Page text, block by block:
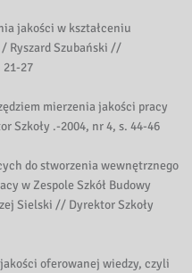
jakości w kształceniu
Ryszard Szubański //
27
mierzenia jakości pracy
Szkoły .-2004, nr 4, s. 44-46
do stworzenia wewnętrznego
w Zespole Szkół Budowy
Sielski // Dyrektor Szkoły
oferowanej wiedzy, czyli